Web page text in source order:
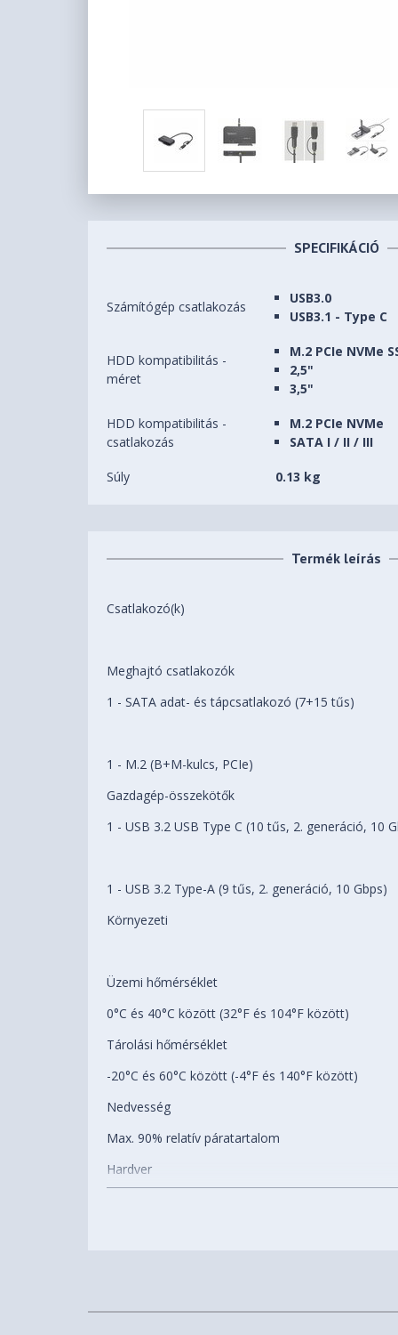
SPECIFIKÁCIÓ
Számítógép csatlakozás
USB3.0
USB3.1 - Type C
HDD kompatibilitás -
méret
M.2 PCIe NVMe
2,5"
3,5"
HDD kompatibilitás -
csatlakozás
M.2 PCIe NVMe
SATA I / II / III
Súly 0.13 kg
Termék leírás
Csatlakozó(k)
Meghajtó csatlakozók
1 - SATA adat- és tápcsatlakozó (7+15 tűs)
1 - M.2 (B+M-kulcs, PCIe)
Gazdagép-összekötők
1 - USB 3.2 USB Type C (10 tűs, 2. generáció, 10
1 - USB 3.2 Type-A (9 tűs, 2. generáció, 10 Gbps)
Környezeti
Üzemi hőmérséklet
0°C és 40°C között (32°F és 104°F között)
Tárolási hőmérséklet
-20°C és 60°C között (-4°F és 140°F között)
Nedvesség
Max. 90% relatív páratartalom
Hardver